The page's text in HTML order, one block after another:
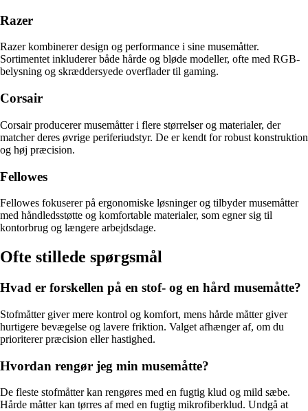
Razer
Razer kombinerer design og performance i sine musemåtter.
Sortimentet inkluderer både hårde og bløde modeller, ofte med RGB-
belysning og skræddersyede overflader til gaming.
Corsair
Corsair producerer musemåtter i flere størrelser og materialer, der
matcher deres øvrige periferiudstyr. De er kendt for robust konstruktion
og høj præcision.
Fellowes
Fellowes fokuserer på ergonomiske løsninger og tilbyder musemåtter
med håndledsstøtte og komfortable materialer, som egner sig til
kontorbrug og længere arbejdsdage.
Ofte stillede spørgsmål
Hvad er forskellen på en stof- og en hård musemåtte?
Stofmåtter giver mere kontrol og komfort, mens hårde måtter giver
hurtigere bevægelse og lavere friktion. Valget afhænger af, om du
prioriterer præcision eller hastighed.
Hvordan rengør jeg min musemåtte?
De fleste stofmåtter kan rengøres med en fugtig klud og mild sæbe.
Hårde måtter kan tørres af med en fugtig mikrofiberklud. Undgå at